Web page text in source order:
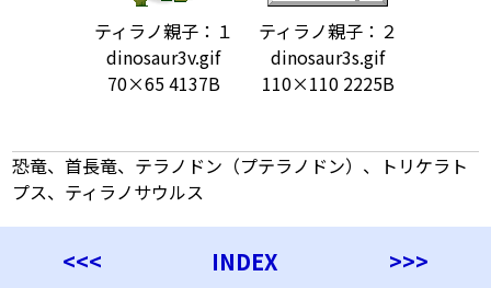
ティラノ親子：１
dinosaur3v.gif
70×65 4137B
ティラノ親子：２
dinosaur3s.gif
110×110 2225B
恐竜、首長竜、テラノドン（プテラノドン）、トリケラト
プス、ティラノサウルス
<<< INDEX >>>